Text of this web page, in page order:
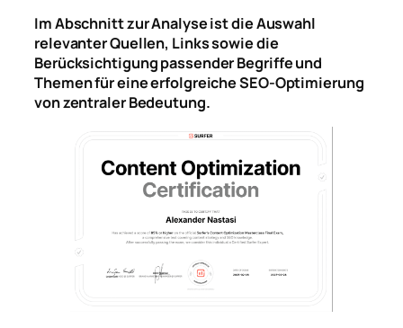
Im Abschnitt zur Analyse ist die Auswahl
relevanter Quellen, Links sowie die
Berücksichtigung passender Begriffe und
Themen für eine erfolgreiche SEO-Optimierung
von zentraler Bedeutung.